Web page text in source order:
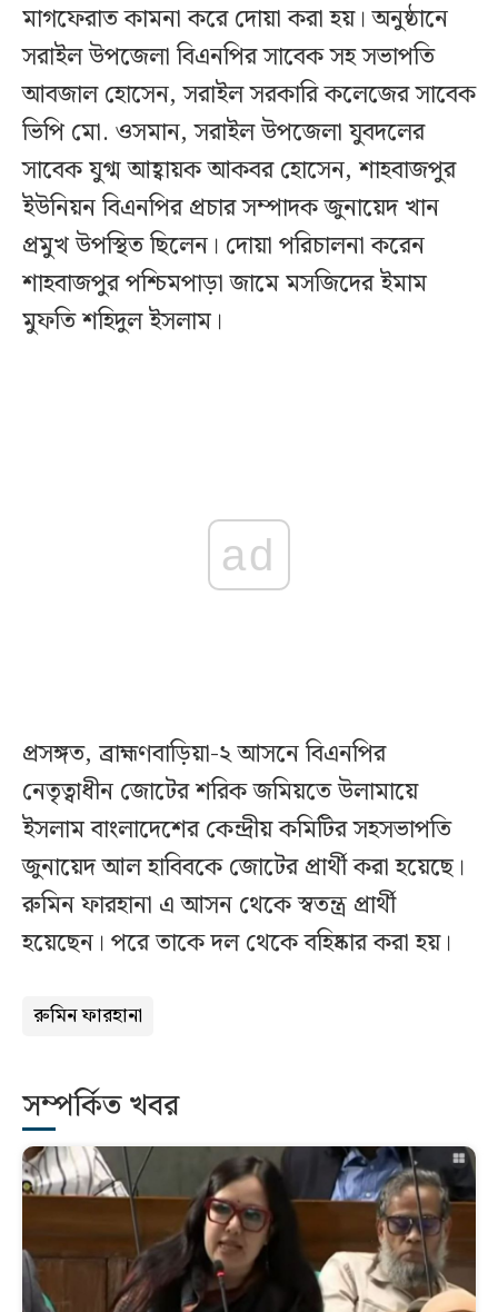
মাগফেরাত কামনা করে দোয়া করা হয়। অনুষ্ঠানে
সরাইল উপজেলা বিএনপির সাবেক সহ সভাপতি
আবজাল হোসেন, সরাইল সরকারি কলেজের সাবেক
ভিপি মো. ওসমান, সরাইল উপজেলা যুবদলের
সাবেক যুগ্ম আহ্বায়ক আকবর হোসেন, শাহবাজপুর
ইউনিয়ন বিএনপির প্রচার সম্পাদক জুনায়েদ খান
প্রমুখ উপস্থিত ছিলেন। দোয়া পরিচালনা করেন
শাহবাজপুর পশ্চিমপাড়া জামে মসজিদের ইমাম
মুফতি শহিদুল ইসলাম।
ad
প্রসঙ্গত, ব্রাহ্মণবাড়িয়া-২ আসনে বিএনপির
নেতৃত্বাধীন জোটের শরিক জমিয়তে উলামায়ে
ইসলাম বাংলাদেশের কেন্দ্রীয় কমিটির সহসভাপতি
জুনায়েদ আল হাবিবকে জোটের প্রার্থী করা হয়েছে।
রুমিন ফারহানা এ আসন থেকে স্বতন্ত্র প্রার্থী
হয়েছেন। পরে তাকে দল থেকে বহিষ্কার করা হয়।
রুমিন ফারহানা
সম্পর্কিত খবর